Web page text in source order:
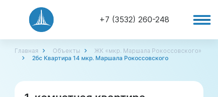
+7 (3532) 260-248
Главная Объекты
ЖК «мкр. Маршала Рокоссовского»
2бс Квартира 14 мкр. Маршала Рокоссовского